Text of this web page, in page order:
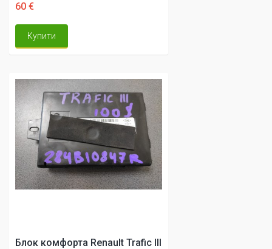
60 €
Купити
Блок комфорта Renault Trafic III